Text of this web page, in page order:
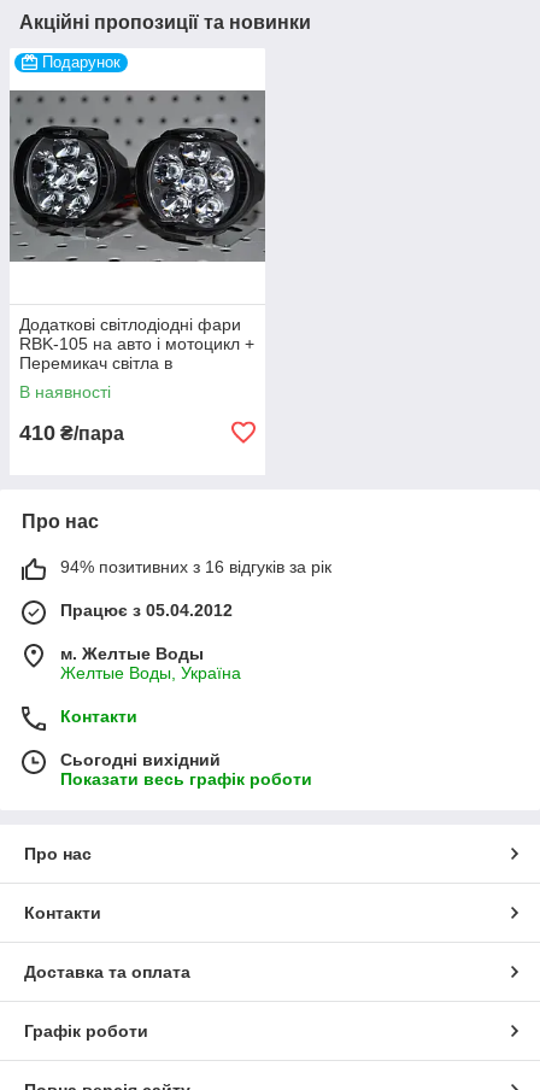
Акційні пропозиції та новинки
Подарунок
Додаткові світлодіодні фари
RBK-105 на авто і мотоцикл +
Перемикач світла в
подарунок!
В наявності
410 ₴/пара
Про нас
94% позитивних з 16 відгуків за рік
Працює з 05.04.2012
м. Желтые Воды
Желтые Воды, Україна
Контакти
Сьогодні вихідний
Показати весь графік роботи
Про нас
Контакти
Доставка та оплата
Графік роботи